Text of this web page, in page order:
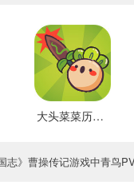
大头菜菜历险记 好玩的
志》曹操传记游戏中青鸟